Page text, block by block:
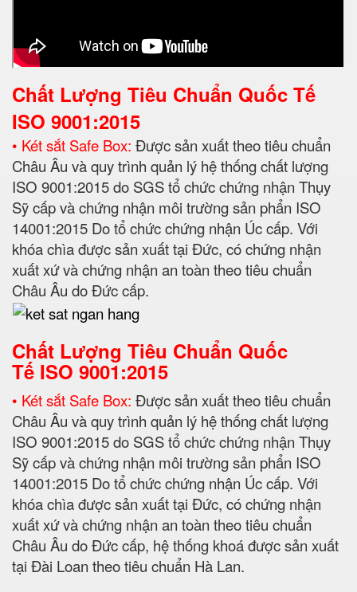
Chất Lượng Tiêu Chuẩn Quốc Tế
ISO 9001:2015
• Két sắt Safe Box: Được sản xuất theo tiêu chuẩn
Châu Âu và quy trình quản lý hệ thống chất lượng
ISO 9001:2015 do SGS tổ chức chứng nhận Thụy
Sỹ cấp và chứng nhận môi trường sản phẩn ISO
14001:2015 Do tổ chức chứng nhận Úc cấp. Với
khóa chìa được sản xuất tại Đức, có chứng nhận
xuất xứ và chứng nhận an toàn theo tiêu chuẩn
Châu Âu do Đức cấp.
Chất Lượng Tiêu Chuẩn Quốc
Tế ISO 9001:2015
• Két sắt Safe Box: Được sản xuất theo tiêu chuẩn
Châu Âu và quy trình quản lý hệ thống chất lượng
ISO 9001:2015 do SGS tổ chức chứng nhận Thụy
Sỹ cấp và chứng nhận môi trường sản phẩn ISO
14001:2015 Do tổ chức chứng nhận Úc cấp. Với
khóa chìa được sản xuất tại Đức, có chứng nhận
xuất xứ và chứng nhận an toàn theo tiêu chuẩn
Châu Âu do Đức cấp, hệ thống khoá được sản xuất
tại Đài Loan theo tiêu chuẩn Hà Lan.